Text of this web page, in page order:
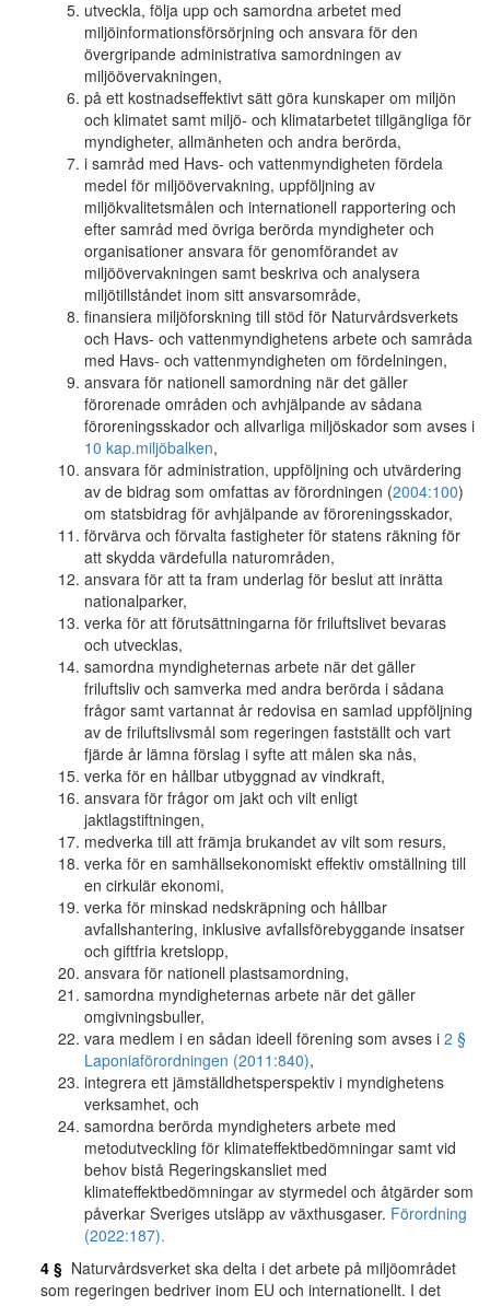
utveckla, följa upp och samordna arbetet med
miljöinformationsförsörjning och ansvara för den
övergripande administrativa samordningen av
miljöövervakningen,
på ett kostnadseffektivt sätt göra kunskaper om miljön
och klimatet samt miljö- och klimatarbetet tillgängliga för
myndigheter, allmänheten och andra berörda,
i samråd med Havs- och vattenmyndigheten fördela
medel för miljöövervakning, uppföljning av
miljökvalitetsmålen och internationell rapportering och
efter samråd med övriga berörda myndigheter och
organisationer ansvara för genomförandet av
miljöövervakningen samt beskriva och analysera
miljötillståndet inom sitt ansvarsområde,
finansiera miljöforskning till stöd för Naturvårdsverkets
och Havs- och vattenmyndighetens arbete och samråda
med Havs- och vattenmyndigheten om fördelningen,
ansvara för nationell samordning när det gäller
förorenade områden och avhjälpande av sådana
föroreningsskador och allvarliga miljöskador som avses i
10 kap.miljöbalken,
ansvara för administration, uppföljning och utvärdering
av de bidrag som omfattas av förordningen (2004:100)
om statsbidrag för avhjälpande av föroreningsskador,
förvärva och förvalta fastigheter för statens räkning för
att skydda värdefulla naturområden,
ansvara för att ta fram underlag för beslut att inrätta
nationalparker,
verka för att förutsättningarna för friluftslivet bevaras
och utvecklas,
samordna myndigheternas arbete när det gäller
friluftsliv och samverka med andra berörda i sådana
frågor samt vartannat år redovisa en samlad uppföljning
av de friluftslivsmål som regeringen fastställt och vart
fjärde år lämna förslag i syfte att målen ska nås,
verka för en hållbar utbyggnad av vindkraft,
ansvara för frågor om jakt och vilt enligt
jaktlagstiftningen,
medverka till att främja brukandet av vilt som resurs,
verka för en samhällsekonomiskt effektiv omställning till
en cirkulär ekonomi,
verka för minskad nedskräpning och hållbar
avfallshantering, inklusive avfallsförebyggande insatser
och giftfria kretslopp,
ansvara för nationell plastsamordning,
samordna myndigheternas arbete när det gäller
omgivningsbuller,
vara medlem i en sådan ideell förening som avses i 2 §
Laponiaförordningen (2011:840),
integrera ett jämställdhetsperspektiv i myndighetens
verksamhet, och
samordna berörda myndigheters arbete med
metodutveckling för klimateffektbedömningar samt vid
behov bistå Regeringskansliet med
klimateffektbedömningar av styrmedel och åtgärder som
påverkar Sveriges utsläpp av växthusgaser. Förordning
(2022:187).
4 § Naturvårdsverket ska delta i det arbete på miljöområdet
som regeringen bedriver inom EU och internationellt. I det